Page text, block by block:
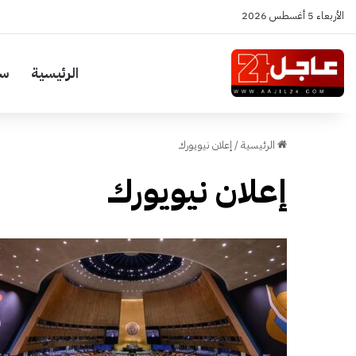
الأربعاء 5 أغسطس 2026
الرئيسية
الرئيسية/ إعلان نيويورك
إعلان نيويورك